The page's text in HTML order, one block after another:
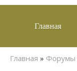
Главная
Вы здесь
Главная » Форумы